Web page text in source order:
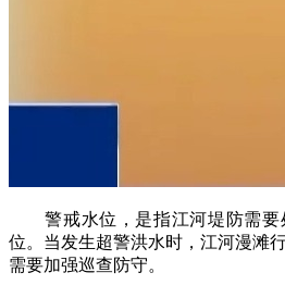
警戒水位，是指江河堤防需要
位。当发生超警洪水时，江河漫滩
需要加强巡查防守。